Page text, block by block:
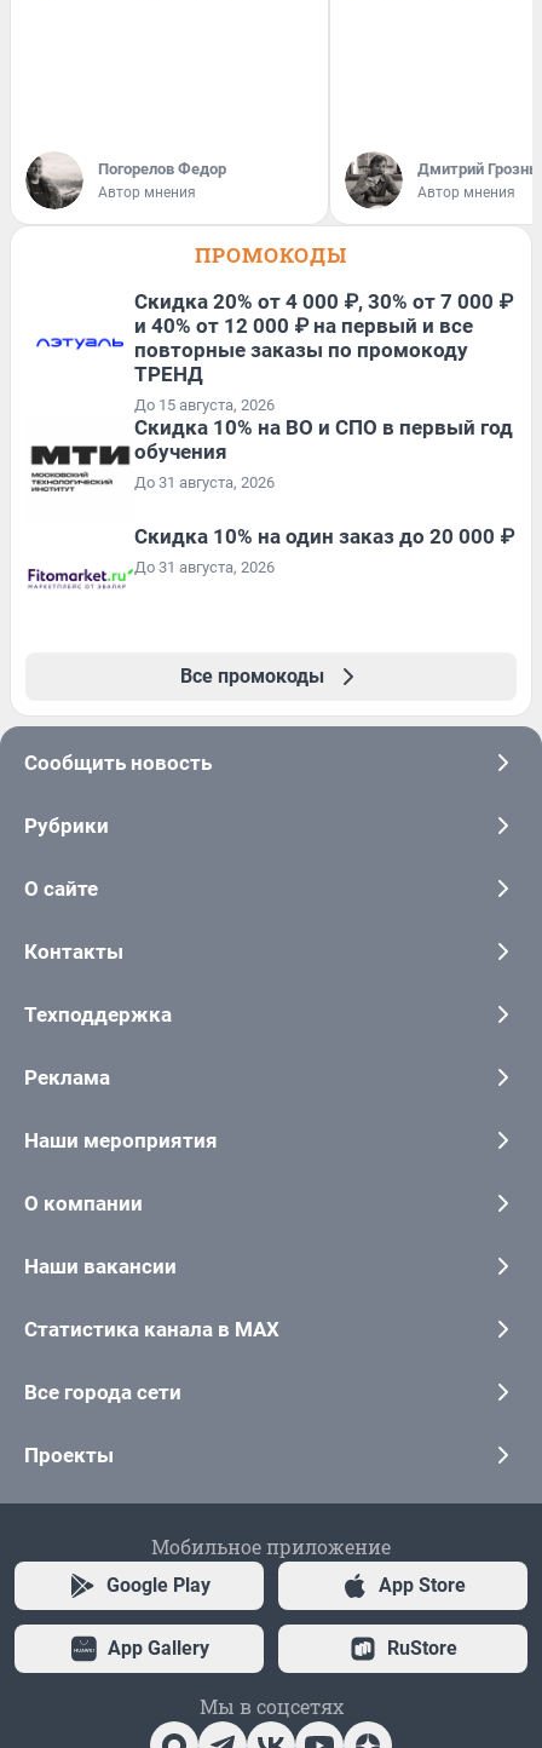
Погорелов Федор
Автор мнения
Дмитрий
Автор мнения
ПРОМОКОДЫ
Скидка 20% от 4 000 ₽, 30% от 7 000 ₽
и 40% от 12 000 ₽ на первый и все
повторные заказы по промокоду
ТРЕНД
До 15 августа, 2026
Скидка 10% на ВО и СПО в первый год
обучения
До 31 августа, 2026
Скидка 10% на один заказ до 20 000 ₽
До 31 августа, 2026
Все промокоды
Сообщить новость
Рубрики
О сайте
Контакты
Техподдержка
Реклама
Наши мероприятия
О компании
Наши вакансии
Статистика канала в MAX
Все города сети
Проекты
Мобильное приложение
Google Play App Store
App Gallery RuStore
Мы в соцсетях